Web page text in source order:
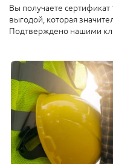
Вы получаете сертификат
выгодой, которая
Подтверждено нашими